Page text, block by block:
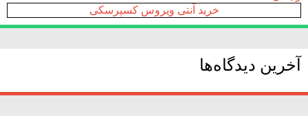
خرید آنتی ویروس کسپرسکی
آخرین دیدگاه‌ها